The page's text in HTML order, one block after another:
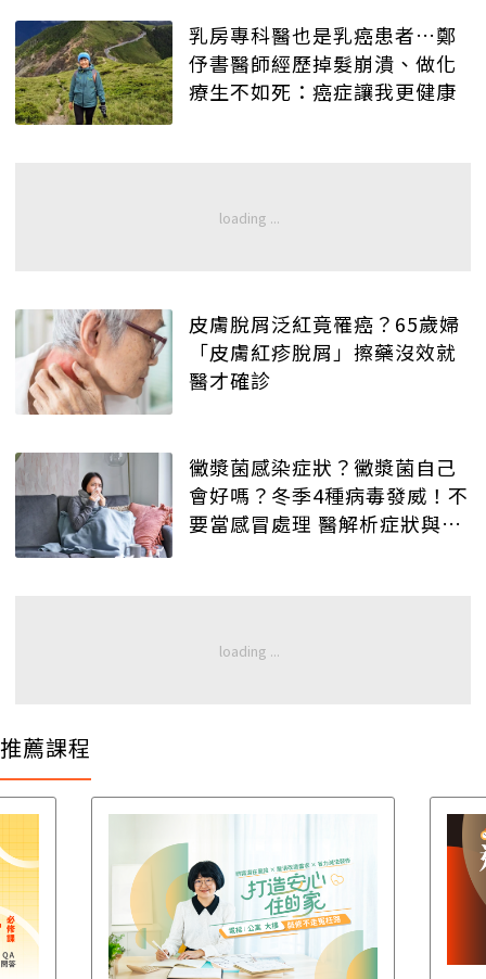
乳房專科醫也是乳癌患者…鄭
伃書醫師經歷掉髮崩潰、做化
療生不如死：癌症讓我更健康
皮膚脫屑泛紅竟罹癌？65歲婦
「皮膚紅疹脫屑」擦藥沒效就
醫才確診
黴漿菌感染症狀？黴漿菌自己
會好嗎？冬季4種病毒發威！不
要當感冒處理 醫解析症狀與治
推薦課程